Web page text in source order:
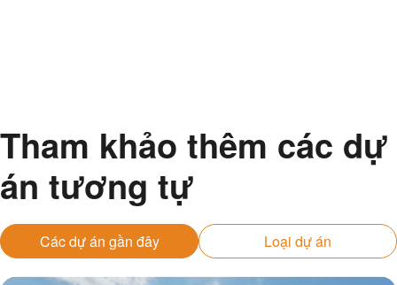
Tham khảo thêm các dự
án tương tự
Các dự án gần đây Loại dự án